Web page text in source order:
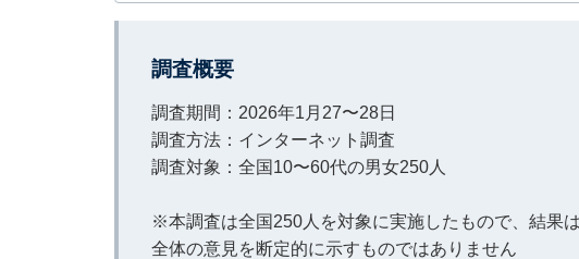
調査概要
調査期間：2026年1月27〜28日
調査方法：インターネット調査
調査対象：全国10〜60代の男女250人
※本調査は全国250人を対象に実施したもので、結果
全体の意見を断定的に示すものではありません